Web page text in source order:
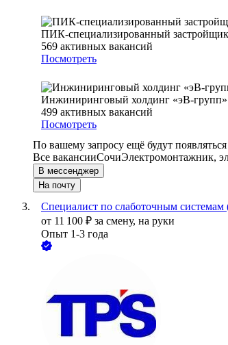
ПИК-специализированный застройщик
569 активных вакансий
Посмотреть
Инжиниринговый холдинг «эВ-групп»
499 активных вакансий
Посмотреть
По вашему запросу ещё будут
Все вакансииСочиЭлектромонтажник,
В мессенджер
На почту
Специалист по слаботочным
от 11 100 ₽ за смену, на руки
Опыт 1-3 года